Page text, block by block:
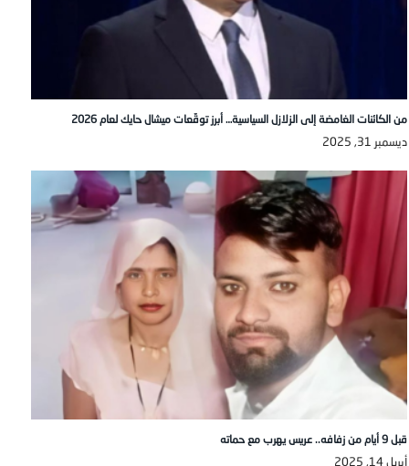
من الكائنات الغامضة إلى الزلازل السياسية… أبرز توقّعات ميشال حايك لعام 2026
ديسمبر 31, 2025
قبل 9 أيام من زفافه.. عريس يهرب مع حماته
أبريل 14, 2025